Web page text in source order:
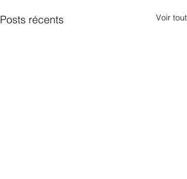
Posts récents Voir tout